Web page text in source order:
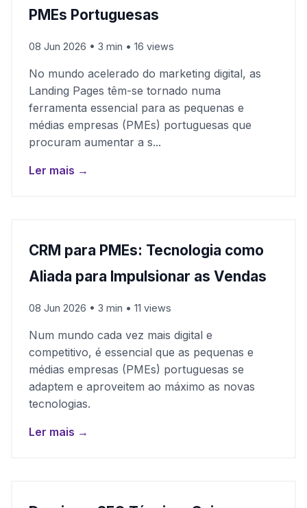
PMEs Portuguesas
08 Jun 2026 • 3 min • 16 views
No mundo acelerado do marketing digital, as
Landing Pages têm-se tornado numa
ferramenta essencial para as pequenas e
médias empresas (PMEs) portuguesas que
procuram aumentar a s...
Ler mais →
CRM para PMEs: Tecnologia como
Aliada para Impulsionar as Vendas
08 Jun 2026 • 3 min • 11 views
Num mundo cada vez mais digital e
competitivo, é essencial que as pequenas e
médias empresas (PMEs) portuguesas se
adaptem e aproveitem ao máximo as novas
tecnologias.
Ler mais →